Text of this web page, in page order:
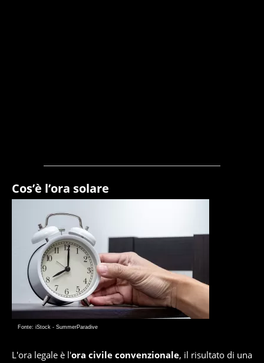
Cos’è l’ora solare
Fonte: iStock - SummerParadive
L'ora legale è l'ora civile convenzionale, il risultato di una